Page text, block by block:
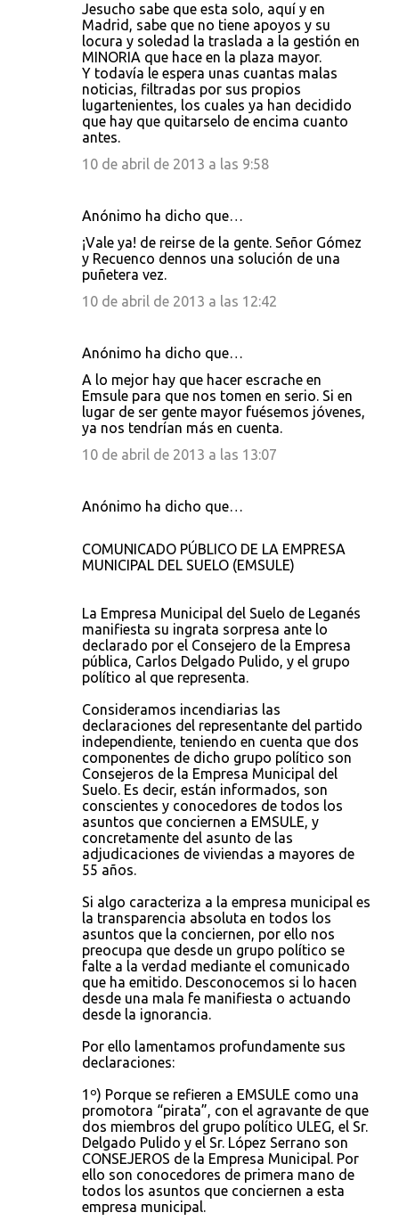
Jesucho sabe que esta solo, aquí y en
Madrid, sabe que no tiene apoyos y su
locura y soledad la traslada a la gestión en
MINORIA que hace en la plaza mayor.
Y todavía le espera unas cuantas malas
noticias, filtradas por sus propios
lugartenientes, los cuales ya han decidido
que hay que quitarselo de encima cuanto
antes.
10 de abril de 2013 a las 9:58
Anónimo ha dicho que…
¡Vale ya! de reirse de la gente. Señor Gómez
y Recuenco dennos una solución de una
puñetera vez.
10 de abril de 2013 a las 12:42
Anónimo ha dicho que…
A lo mejor hay que hacer escrache en
Emsule para que nos tomen en serio. Si en
lugar de ser gente mayor fuésemos jóvenes,
ya nos tendrían más en cuenta.
10 de abril de 2013 a las 13:07
Anónimo ha dicho que…
COMUNICADO PÚBLICO DE LA EMPRESA
MUNICIPAL DEL SUELO (EMSULE)
La Empresa Municipal del Suelo de Leganés
manifiesta su ingrata sorpresa ante lo
declarado por el Consejero de la Empresa
pública, Carlos Delgado Pulido, y el grupo
político al que representa.
Consideramos incendiarias las
declaraciones del representante del partido
independiente, teniendo en cuenta que dos
componentes de dicho grupo político son
Consejeros de la Empresa Municipal del
Suelo. Es decir, están informados, son
conscientes y conocedores de todos los
asuntos que conciernen a EMSULE, y
concretamente del asunto de las
adjudicaciones de viviendas a mayores de
55 años.
Si algo caracteriza a la empresa municipal es
la transparencia absoluta en todos los
asuntos que la conciernen, por ello nos
preocupa que desde un grupo político se
falte a la verdad mediante el comunicado
que ha emitido. Desconocemos si lo hacen
desde una mala fe manifiesta o actuando
desde la ignorancia.
Por ello lamentamos profundamente sus
declaraciones:
1º) Porque se refieren a EMSULE como una
promotora “pirata”, con el agravante de que
dos miembros del grupo político ULEG, el Sr.
Delgado Pulido y el Sr. López Serrano son
CONSEJEROS de la Empresa Municipal. Por
ello son conocedores de primera mano de
todos los asuntos que conciernen a esta
empresa municipal.